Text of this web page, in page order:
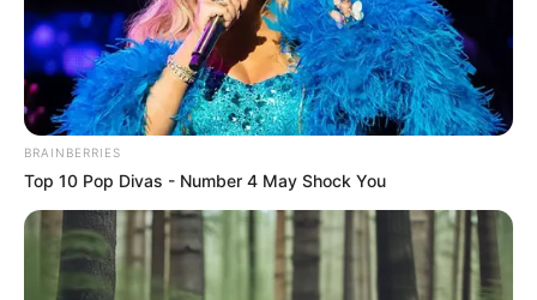
BRAINBERRIES
Top 10 Pop Divas - Number 4 May Shock You